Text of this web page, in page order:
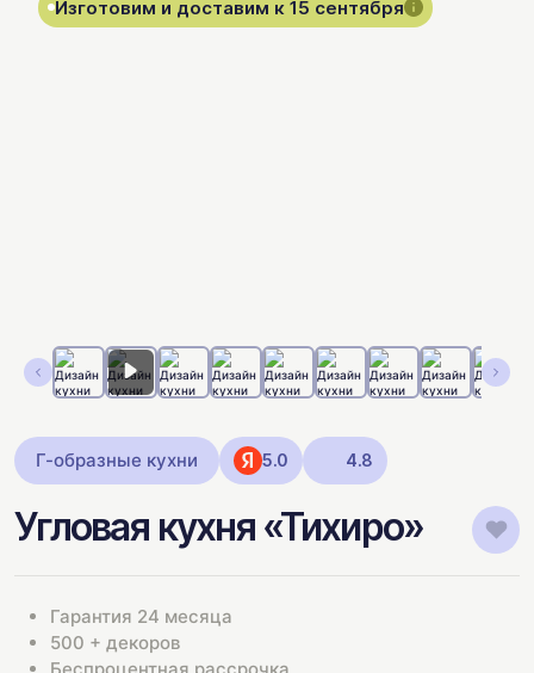
Изготовим и доставим к 15 сентября
Г-образные кухни 5.0 4.8
Угловая кухня «Тихиро»
Гарантия 24 месяца
500 + декоров
Беспроцентная рассрочка